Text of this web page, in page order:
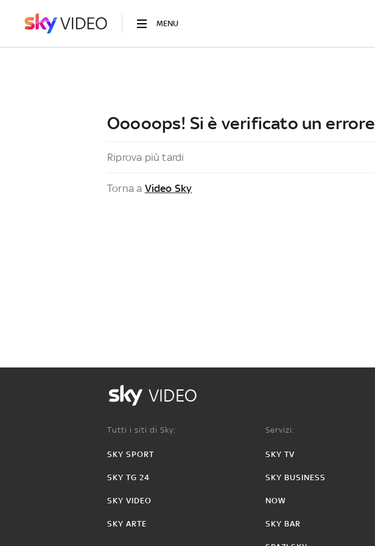
MENU
Ooooops! Si è verificato un errore
Riprova più tardi
Torna a Video Sky
VIDEO
Tutti i siti di Sky:
SKY SPORT
SKY TG 24
SKY VIDEO
SKY ARTE
Servizi:
SKY TV
SKY BUSINESS
NOW
SKY BAR